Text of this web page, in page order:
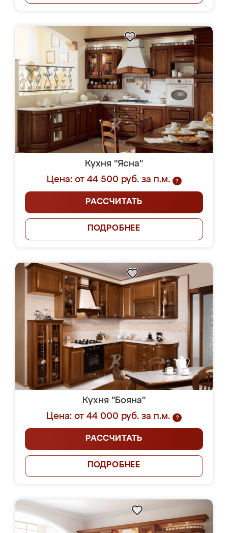
Кухня "Ясна"
Цена: от 44 500 руб. за п.м.
?
РАССЧИТАТЬ
ПОДРОБНЕЕ
Кухня "Бояна"
Цена: от 44 000 руб. за п.м.
?
РАССЧИТАТЬ
ПОДРОБНЕЕ